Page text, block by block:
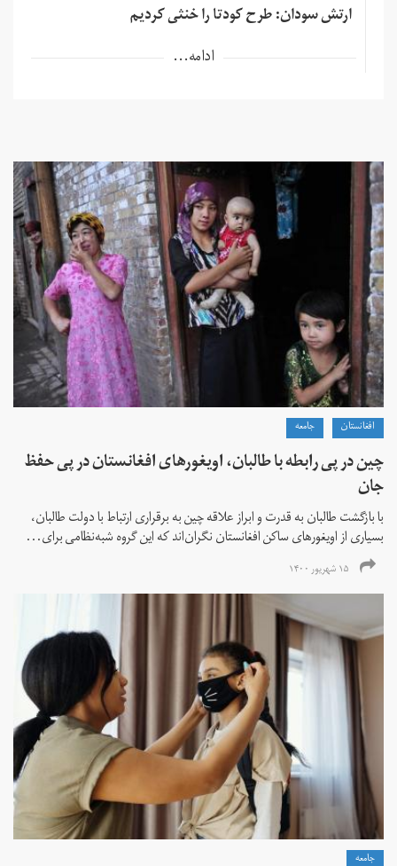
ارتش سودان: طرح کودتا را خنثی کردیم
ادامه...
افغانستان جامعه
چین در پی رابطه با طالبان، اویغورهای افغانستان در پی حفظ
جان
با بازگشت طالبان به قدرت و ابراز علاقه چین به برقراری ارتباط با دولت طالبان،
بسیاری از اویغورهای ساکن افغانستان نگران‌اند که این گروه شبه‌نظامی برای...
۱۵ شهریور ۱۴۰۰
جامعه